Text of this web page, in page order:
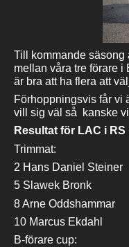
Till kommande säsong
mellan våra tre förare i
är bra att ha flera att
Förhoppningsvis får vi
vill sig väl så kanske
Resultat för LAC i RS
Trimmat:
2 Hans Daniel Steiner
5 Slawek Bronk
8 Arne Oddshammar
10 Marcus Ekdahl
B-förare cup: